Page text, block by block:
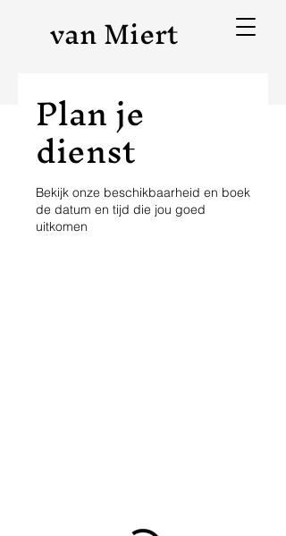
van Miert
Plan je
dienst
Bekijk onze beschikbaarheid en boek
de datum en tijd die jou goed
uitkomen